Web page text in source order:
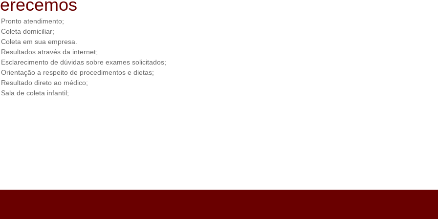
Pronto atendimento;
Coleta domiciliar;
Coleta em sua empresa.
Resultados através da internet;
Esclarecimento de dúvidas sobre exames solicitados;
Orientação a respeito de procedimentos e dietas;
Resultado direto ao médico;
Sala de coleta infantil;